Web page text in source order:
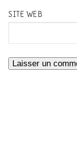
SITE WEB